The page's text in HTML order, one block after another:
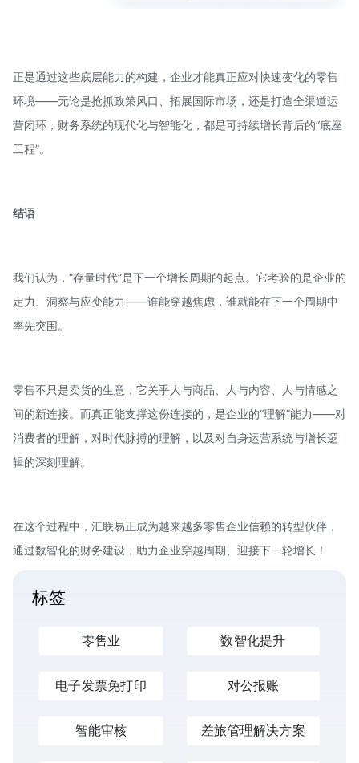
正是通过这些底层能力的构建，企业才能真正应对快速变化的零售
环境——无论是抢抓政策风口、拓展国际市场，还是打造全渠道运
营闭环，财务系统的现代化与智能化，都是可持续增长背后的“底座
工程”。
结语
我们认为，“存量时代”是下一个增长周期的起点。它考验的是企业的
定力、洞察与应变能力——谁能穿越焦虑，谁就能在下一个周期中
率先突围。
零售不只是卖货的生意，它关乎人与商品、人与内容、人与情感之
间的新连接。而真正能支撑这份连接的，是企业的“理解”能力——对
消费者的理解，对时代脉搏的理解，以及对自身运营系统与增长逻
辑的深刻理解。
在这个过程中，汇联易正成为越来越多零售企业信赖的转型伙伴，
通过数智化的财务建设，助力企业穿越周期、迎接下一轮增长！
标签
零售业 数智化提升
电子发票免打印 对公报账
智能审核 差旅管理解决方案